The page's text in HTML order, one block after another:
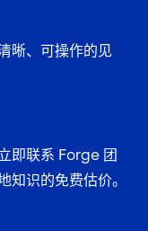
晰、可操作的见
即联系 Forge 团
知识的免费估价。